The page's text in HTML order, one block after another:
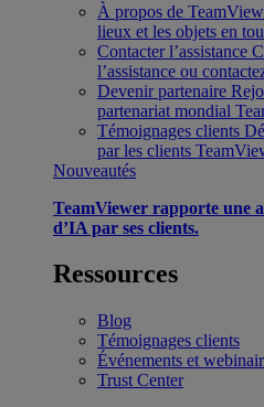
À propos de
lieux et les objets en
Contacter l’assistance
l’assistance ou
Devenir partenaire
partenariat mondial
Témoignages clients
par les clients
Nouveautés
TeamViewer rapporte une
d’IA par ses clients.
Ressources
Blog
Témoignages clients
Événements et
Trust Center